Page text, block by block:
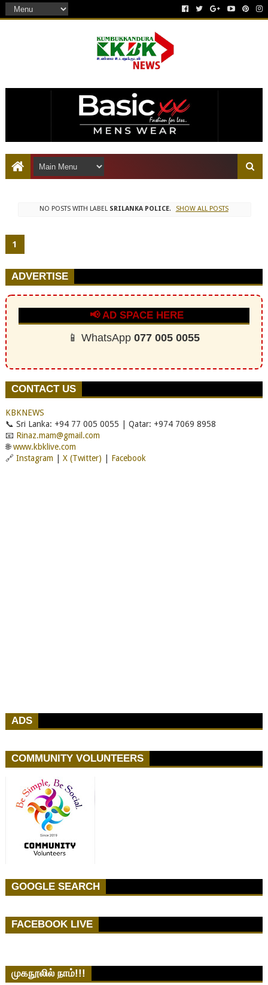
இது ஒரு கட்டணம் செலுத்தப்பட்ட விளம்பரம்
NO POSTS WITH LABEL SRILANKA POLICE. SHOW ALL POSTS
1
ADVERTISE
📢 AD SPACE HERE
📱 WhatsApp077 005 0055
CONTACT US
KBKNEWS
📞 Sri Lanka: +94 77 005 0055 | Qatar: +974 7069 8958
📧 Rinaz.mam@gmail.com
🌐www.kbklive.com
🔗 Instagram | X (Twitter) | Facebook
ADS
COMMUNITY VOLUNTEERS
GOOGLE SEARCH
FACEBOOK LIVE
முகநூலில் நாம்!!!